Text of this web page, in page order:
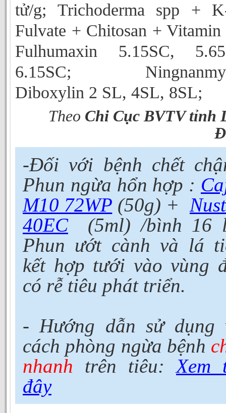
tử/g; Trichoderma spp +
Fulvate + Chitosan +
Fulhumaxin 5.15SC,
6.15SC;
Diboxylin 2 SL, 4SL, 8SL;
Theo Chi Cục BVTV tỉnh
-Đối với bệnh chết
Phun ngừa hổn hợp :
M10 72WP (50g) +
40EC
(5ml) /bình 16
Phun ướt cành và lá
kết hợp tưới vào vùng
có rễ tiêu phát triển.
- Hướng dẫn sử dụng
cách phòng ngừa bệnh
nhanh trên tiêu:Xem
đây